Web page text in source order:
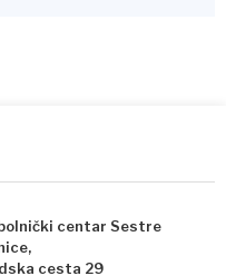
centar Sestre
cesta 29